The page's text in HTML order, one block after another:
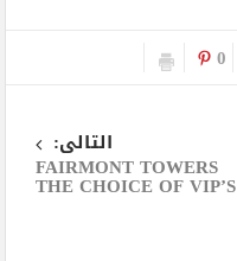
0
التالى:
FAIRMONT TOWERS
THE CHOICE OF VIP’S